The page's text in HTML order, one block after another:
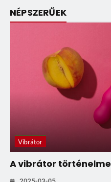
NÉPSZERŰEK
Vibrátor
A vibrátor történelme